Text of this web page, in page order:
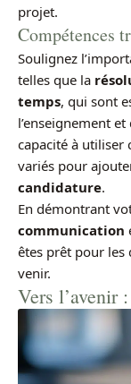
projet.
Compétences
Soulignez
telles que la
temps, qui sont
l’enseignement
capacité à utiliser
variés pour
candidature.
En démontrant
communication
êtes prêt pour les
venir.
Vers l’avenir